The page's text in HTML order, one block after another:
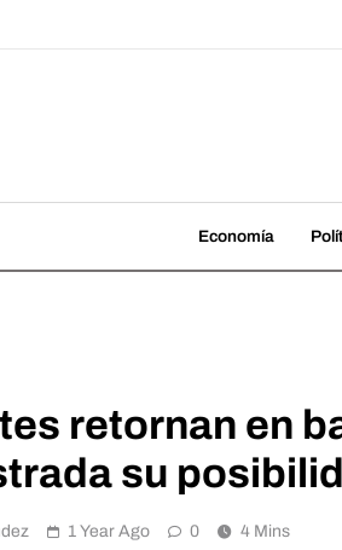
Economía
retornan en
su
1 Year Ago 0 4 Mins